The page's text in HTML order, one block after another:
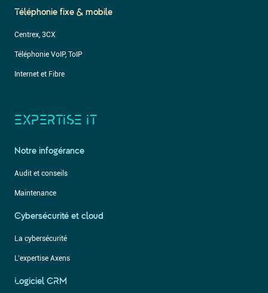
Téléphonie fixe & mobile
Centrex, 3CX
Téléphonie VoIP, ToIP
Internet et Fibre
EXPERTISE IT
Notre infogérance
Audit et conseils
Maintenance
Cybersécurité et cloud
La cybersécurité
L’expertise Axens
Logiciel CRM